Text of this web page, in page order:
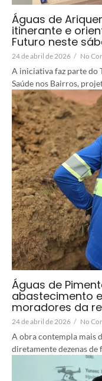
Águas de
itinerante e
Futuro neste
24 de abril de 2026 / No
A iniciativa faz parte do
Saúde nos Bairros,
Águas de
abastecimento
moradores da
24 de abril de 2026 / No
A obra contempla mais
diretamente dezenas de